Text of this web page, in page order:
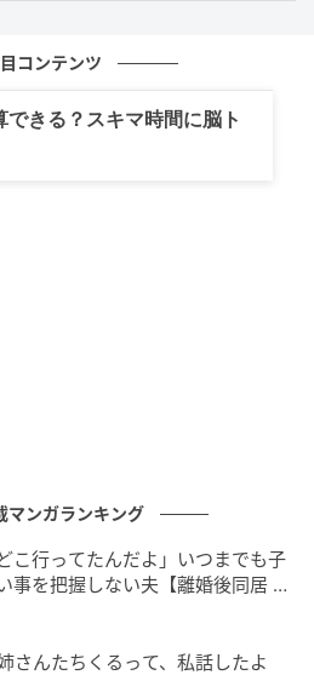
場合は、左から計算します。
という同じ数が何度も登場す
べきか混乱しそうになるかも
は、+−×÷の演算子にだけ注目
だけです。引き算と足し算も
左から計算すれば正解にたど
コンテンツ
きる？スキマ時間に脳ト
マンガランキング
こ行ってたんだよ」いつまでも子
事を把握しない夫【離婚後同居 Vo
んたちくるって、私話したよ